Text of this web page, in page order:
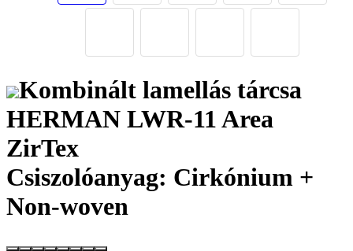
Kombinált lamellás tárcsa
HERMAN LWR-11 Area
ZirTex
Csiszolóanyag: Cirkónium +
Non-woven